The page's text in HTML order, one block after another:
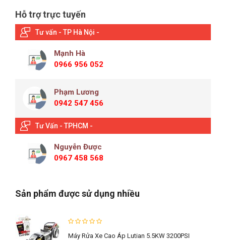
Hỗ trợ trực tuyến
Tư vấn - TP Hà Nội -
Mạnh Hà
0966 956 052
Phạm Lương
0942 547 456
Tư Vấn - TPHCM -
Nguyễn Được
0967 458 568
Sản phẩm được sử dụng nhiều
Máy Rửa Xe Cao Áp Lutian 5.5KW 3200PSI